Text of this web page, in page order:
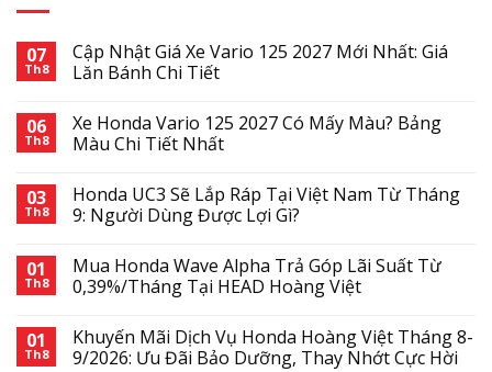
07
Th8
Cập Nhật Giá Xe Vario 125 2027 Mới Nhất: Giá
Lăn Bánh Chi Tiết
06
Th8
Xe Honda Vario 125 2027 Có Mấy Màu? Bảng
Màu Chi Tiết Nhất
03
Th8
Honda UC3 Sẽ Lắp Ráp Tại Việt Nam Từ Tháng
9: Người Dùng Được Lợi Gì?
01
Th8
Mua Honda Wave Alpha Trả Góp Lãi Suất Từ
0,39%/Tháng Tại HEAD Hoàng Việt
01
Th8
Khuyến Mãi Dịch Vụ Honda Hoàng Việt Tháng 8-
9/2026: Ưu Đãi Bảo Dưỡng, Thay Nhớt Cực Hời